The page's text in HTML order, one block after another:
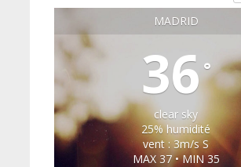
MADRID
36°
clear sky
25% humidité
vent : 3m/s S
MAX 37 • MIN 35